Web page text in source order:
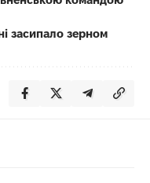
засипало зерном